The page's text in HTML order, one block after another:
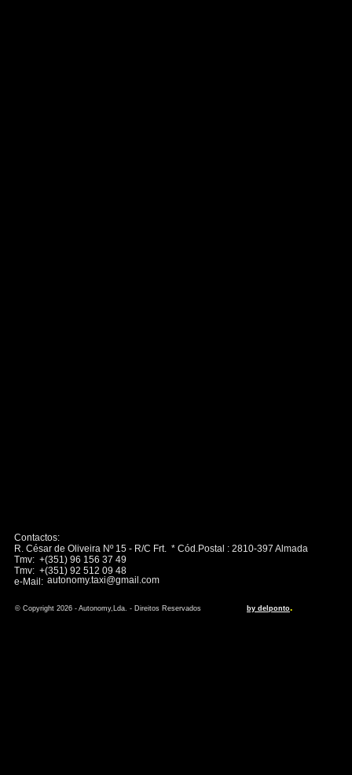
Contactos:
R. César de Oliveira Nº 15 - R/C Frt. * Cód.Postal : 2810-397 Almada
Tmv: +(351) 96 156 37 49
Tmv: +(351) 92 512 09 48
e-Mail:
© Copyright 2026 - Autonomy,Lda. - Direitos Reservados by delponto.
autonomy.taxi@gmail.com